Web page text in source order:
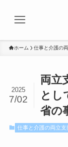
ホーム 仕事と介護の
両立
とし
省の
2025
7/02
仕事と介護の両立支